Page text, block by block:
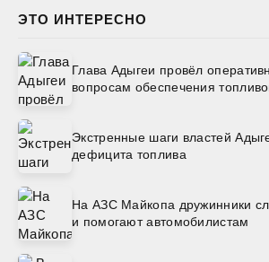
ЭТО ИНТЕРЕСНО
Глава Адыгеи провёл
вопросам обеспечения
Экстренные шаги властей
дефицита топлива
На АЗС Майкопа дружинники
и помогают автомобилистам